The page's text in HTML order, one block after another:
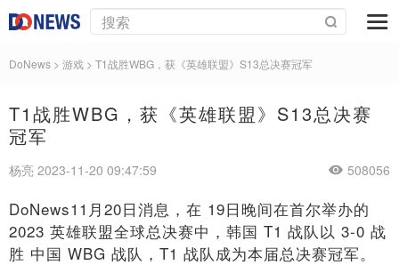
DoNews > 游戏 > T1战胜WBG，获《英雄联盟》S13总决赛冠军
T1战胜WBG，获《英雄联盟》S13总决赛
冠军
杨亮 2023-11-20 09:47:59 508056
DoNews11月20日消息，在 19日晚间在首尔举办的
2023 英雄联盟全球总决赛中，韩国 T1 战队以 3-0 战
胜 中国 WBG 战队，T1 战队成为本届总决赛冠军。